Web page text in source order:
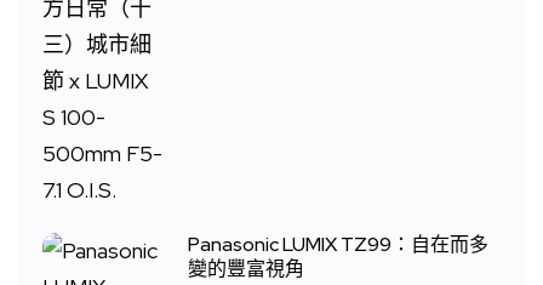
Panasonic LUMIX TZ99：自在而多
變的豐富視角